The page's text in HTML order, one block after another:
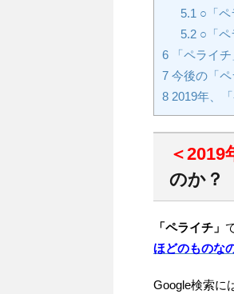
5.1 ○「ペ
5.2○「ペ
6 「ペライ
7 今後の「
8 2019年、
＜2019
のか？
「ペライチ」
ほどのものな
Google検索に